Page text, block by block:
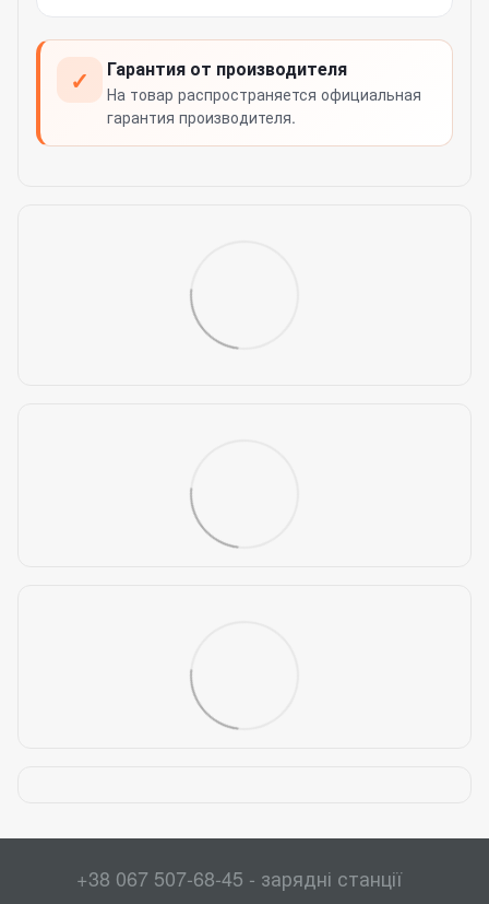
✓ Гарантия от производителя
На товар распространяется официальная
гарантия производителя.
+38 067 507-68-45 - зарядні станції